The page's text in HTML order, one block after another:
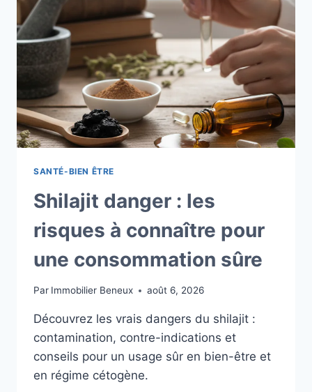
POUR
ÉVITER
LES
ERREURS
SANTÉ-BIEN ÊTRE
Shilajit danger : les
risques à connaître pour
une consommation sûre
Par Immobilier Beneux août 6, 2026
Découvrez les vrais dangers du shilajit :
contamination, contre-indications et
conseils pour un usage sûr en bien-être et
en régime cétogène.